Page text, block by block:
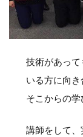
技術があっ
いる方に向き
そこからの学
講師をして